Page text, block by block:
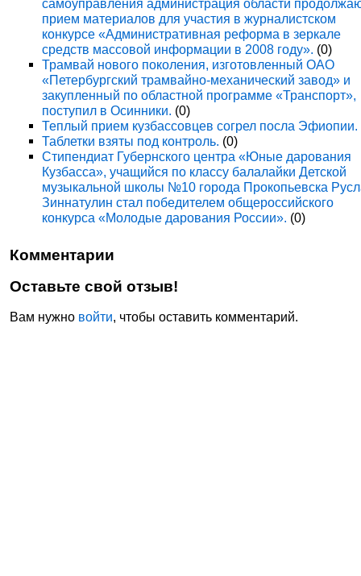
самоуправления администрация области
прием материалов для участия в журналистском
конкурсе «Административная реформа в зеркале
средств массовой информации в 2008 году». (0)
Трамвай нового поколения, изготовленный ОАО
«Петербургский трамвайно-механический завод» и
закупленный по областной программе «Транспорт»,
поступил в Осинники. (0)
Теплый прием кузбассовцев согрел посла Эфиопии.
Таблетки взяты под контроль. (0)
Стипендиат Губернского центра «Юные дарования
Кузбасса», учащийся по классу балалайки Детской
музыкальной школы №10 города Прокопьевска
Зиннатулин стал победителем общероссийского
конкурса «Молодые дарования России». (0)
Комментарии
Оставьте свой отзыв!
Вам нужно войти, чтобы оставить комментарий.